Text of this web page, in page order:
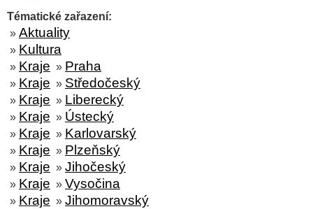
Tématické zařazení:
» Aktuality
» Kultura
» Kraje » Praha
» Kraje » Středočeský
» Kraje » Liberecký
» Kraje » Ústecký
» Kraje » Karlovarský
» Kraje » Plzeňský
» Kraje » Jihočeský
» Kraje » Vysočina
» Kraje » Jihomoravský